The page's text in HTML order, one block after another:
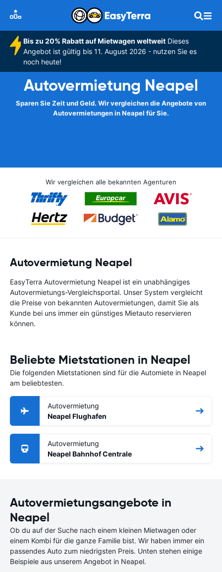
Bis zu 20% Rabatt auf Mietwagen weltweitDieses
Angebot ist gültig bis 11. August 2026 - nutzen Sie es
noch heute!
Autovermietung Neapel
Sparen Sie Zeit und Geld. Wir vergleichen die Angebote von
Autovermietungen in Neapel für Sie.
Wir vergleichen alle bekannten Agenturen
Autovermietung Neapel
EasyTerra Autovermietung Neapel ist ein unabhängiges
Autovermietungs-Vergleichsportal. Unser System vergleicht
die Preise von bekannten Autovermietungen, damit Sie als
Kunde bei uns immer ein günstiges Mietauto reservieren
können.
Beliebte Mietstationen in Neapel
Die folgenden Mietstationen sind für die Automiete in Neapel
am beliebtesten.
Autovermietung
Neapel Flughafen
Autovermietung
Neapel Bahnhof Centrale
Autovermietungsangebote in
Neapel
Ob du auf der Suche nach einem kleinen Mietwagen oder
einem Kombi für die ganze Familie bist. Wir haben immer ein
passendes Auto zum niedrigsten Preis. Unten stehen einige
Beispiele aus unserem Angebot in Neapel.